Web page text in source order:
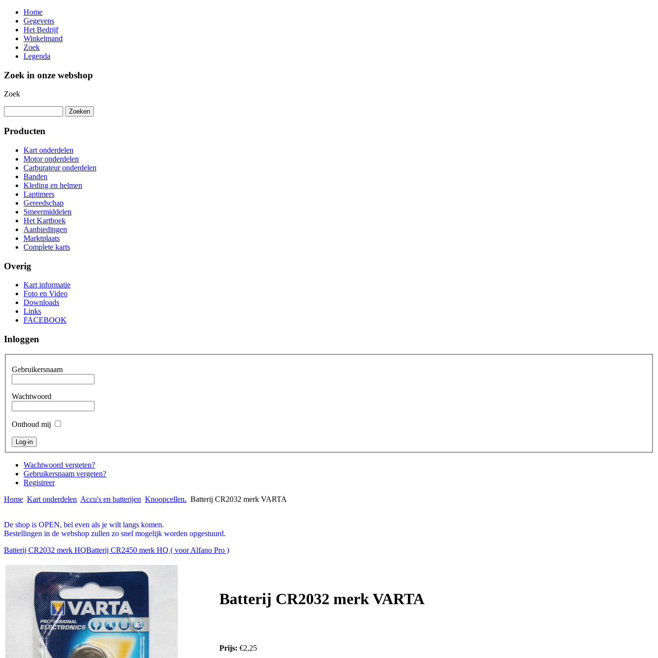
Home
Gegevens
Het Bedrijf
Winkelmand
Zoek
Legenda
Zoek in onze webshop
Zoek
Producten
Kart onderdelen
Motor onderdelen
Carburateur onderdelen
Banden
Kleding en helmen
Laptimers
Gereedschap
Smeermiddelen
Het Kartboek
Aanbiedingen
Marktplaats
Complete karts
Overig
Kart informatie
Foto en Video
Downloads
Links
FACEBOOK
Inloggen
Gebruikersnaam
Wachtwoord
Onthoud mij
Wachtwoord vergeten?
Gebruikersnaam vergeten?
Registreer
Home Kart onderdelen Accu's en batterijen Knoopcellen. Batterij CR2032 merk VARTA
De shop is OPEN, bel even als je wilt langs komen.
Bestellingen in de webshop zullen zo snel mogelijk worden opgestuurd.
Batterij CR2032 merk HQBatterij CR2450 merk HQ ( voor Alfano Pro )
Batterij CR2032 merk VARTA
Prijs: €2,25